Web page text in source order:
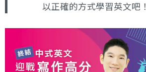
以正確的方式學習英文吧！